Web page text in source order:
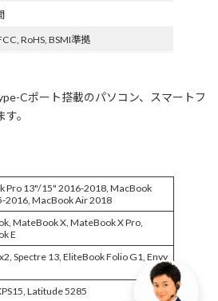
RoHS, BSMI準拠
Cポート搭載のパソコン、スマートフ
。
Pro 13"/15" 2016-2018, MacBook
2016, MacBook Air 2018
MateBook X, MateBook X Pro,
E
Spectre 13, EliteBook Folio G1, Envy
Latitude 5285